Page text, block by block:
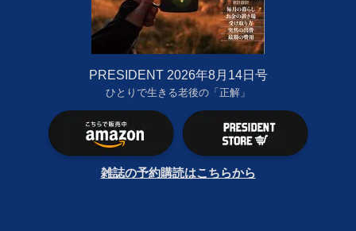
PRESIDENT 2026年8月14日号
ひとりで生きる老後の「正解」
雑誌の予約購読はこちらから